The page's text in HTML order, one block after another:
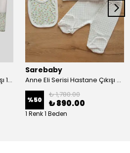
Anne Eli Serisi Hastane Çıkışı 10'lu Set Oyuncak Hediyeli Organik
Sarebaby
Anne Eli Serisi Hastane Çıkışı 5li Set
%50
₺ 1,780.00
₺ 890.00
1 Renk 1 Beden